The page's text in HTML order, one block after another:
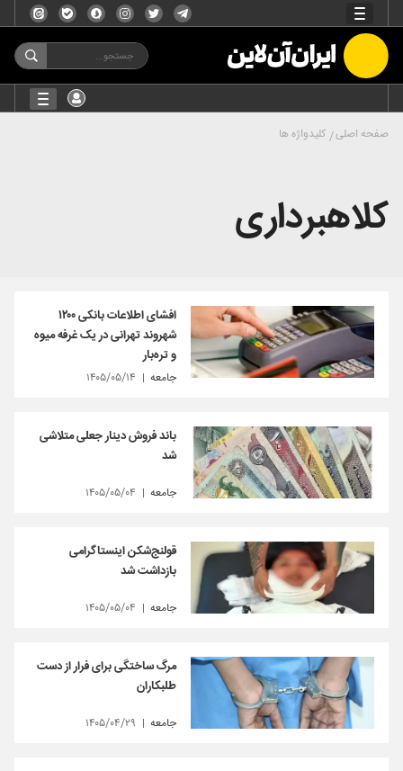
صفحه اصلی کلیدواژه ها
کلاهبرداری
افشای اطلاعات بانکی ۱۲۰۰
شهروند تهرانی در یک غرفه میوه
و تره‌بار
جامعه ۱۴۰۵/۰۵/۱۴
باند فروش دینار جعلی متلاشی
شد
جامعه ۱۴۰۵/۰۵/۰۴
قولنج‌شکن اینستاگرامی
بازداشت شد
جامعه ۱۴۰۵/۰۵/۰۴
مرگ ساختگی برای فرار از دست
طلبکاران
جامعه ۱۴۰۵/۰۴/۲۹